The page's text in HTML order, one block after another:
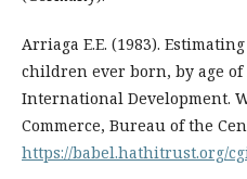
Arriaga E.E. (1983).
children ever born, by age of
International Development.
Commerce, Bureau of the
https://babel.hathitrust.org/